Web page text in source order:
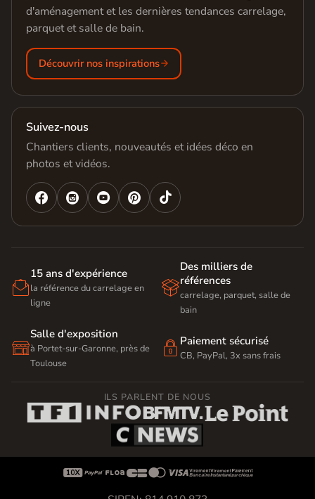
d'aménagement et les dernières tendances carrelage,
parquet et salle de bain.
Découvrir nos inspirations
Suivez-nous
Chantiers clients, nouveautés et idées déco en
photos et vidéos.
   

15 ans d'expérience
la référence du carrelage en
ligne

Des milliers de
références
carrelage, parquet, salle de
bain

Salle d'exposition
à Portet-sur-Garonne, près de
Toulouse
 Paiement sécurisé
CB, PayPal, 3x sans frais
ILS PARLENT DE NOUS
